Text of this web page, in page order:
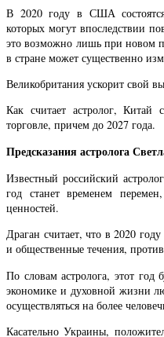
В 2020 году в США состоятся
которых могут впоследствии
это возможно лишь при новом
в стране может существенно
Великобритания ускорит свой
Как считает астролог, Китай
торговле, причем до 2027 года.
Предсказания астролога
Известный российский
год станет временем
ценностей.
Драган считает, что в 2020
и общественные течения,
По словам астролога, этот год
экономике и духовной жизни
осуществляться на более
Касательно Украины,